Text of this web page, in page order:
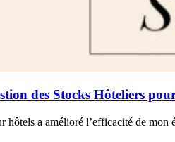
des Stocks Hôteliers
hôtels a amélioré l’efficacité de